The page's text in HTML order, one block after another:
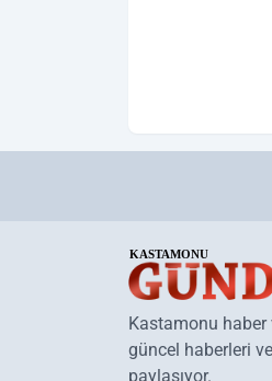
Kastamonu haber
güncel haberleri
paylaşıyor.